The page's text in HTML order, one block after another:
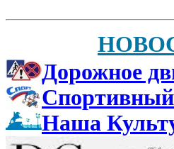
Дорожное
Наша